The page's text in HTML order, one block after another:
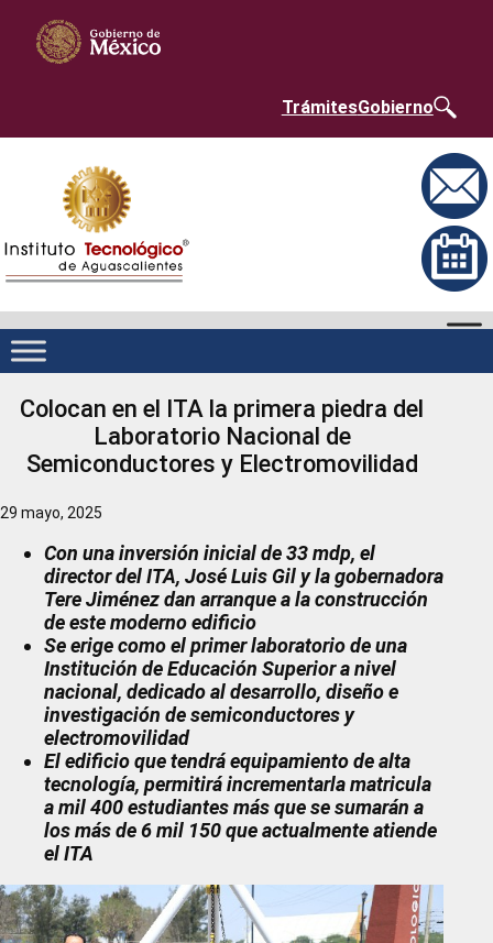
contenido
TrámitesGobierno
Colocan en el ITA la primera piedra del
Laboratorio Nacional de
Semiconductores y Electromovilidad
29 mayo, 2025
Con una inversión inicial de 33 mdp, el
director del ITA, José Luis Gil y la gobernadora
Tere Jiménez dan arranque a la construcción
de este moderno edificio
Se erige como el primer laboratorio de una
Institución de Educación Superior a nivel
nacional, dedicado al desarrollo, diseño e
investigación de semiconductores y
electromovilidad
El edificio que tendrá equipamiento de alta
tecnología, permitirá incrementarla matricula
a mil 400 estudiantes más que se sumarán a
los más de 6 mil 150 que actualmente atiende
el ITA